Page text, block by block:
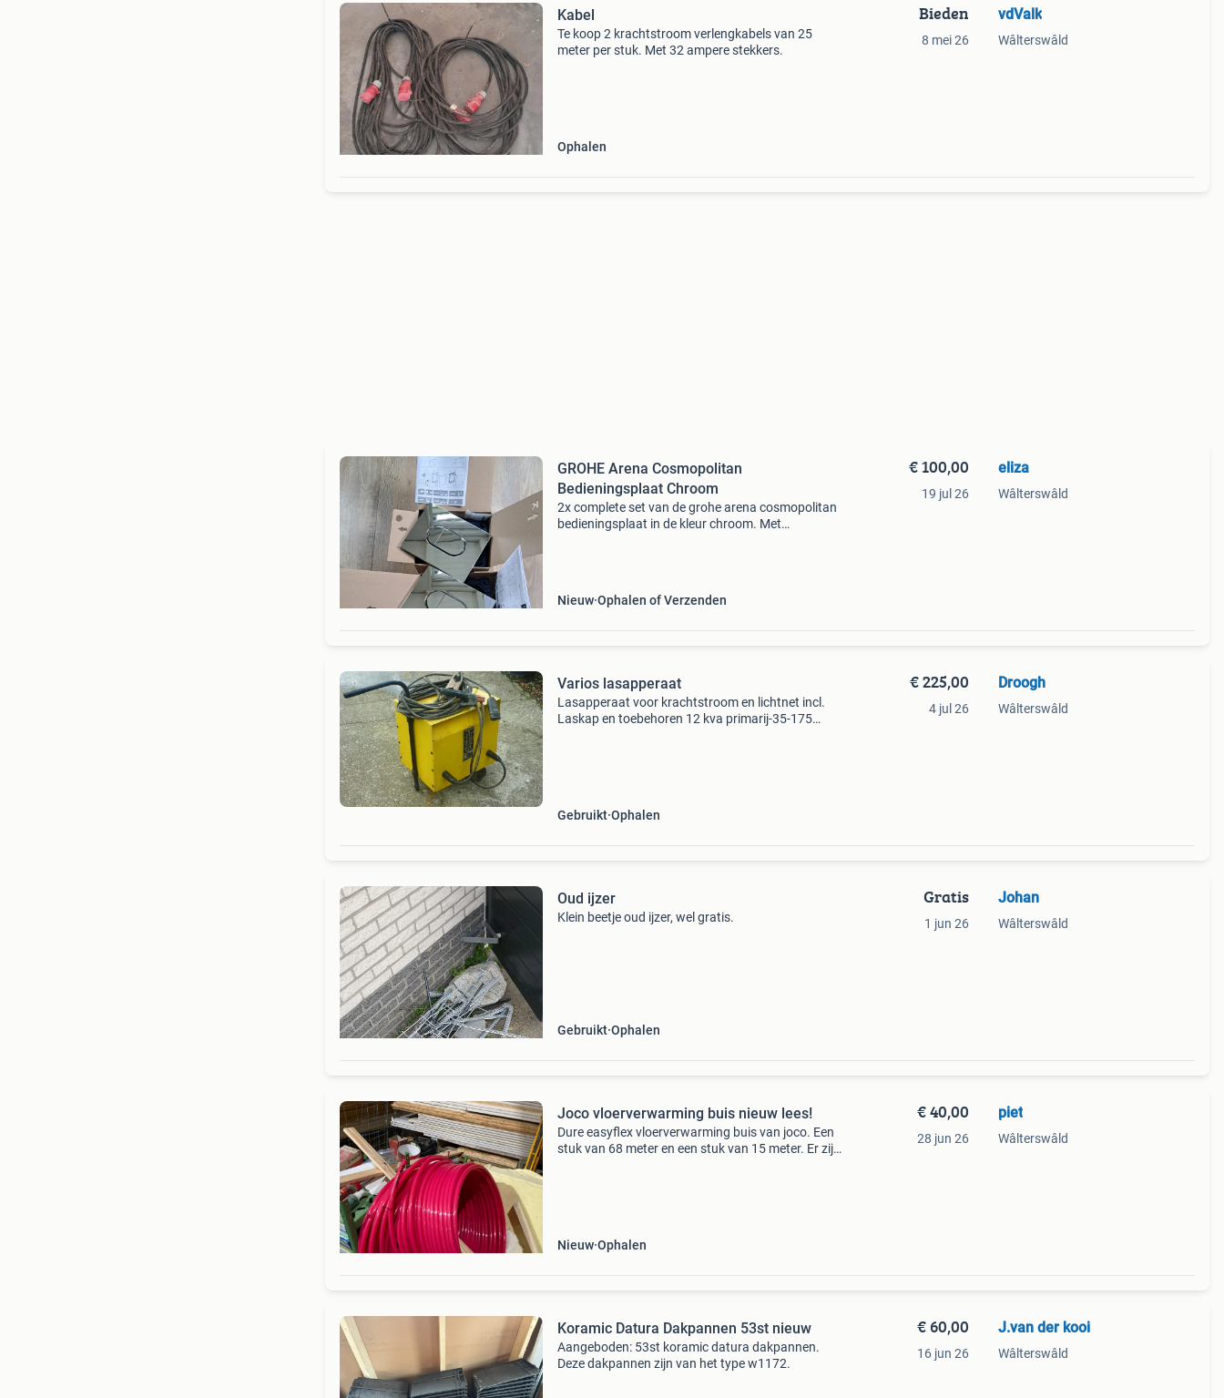
Kabel
Te koop 2 krachtstroom verlengkabels van 25
meter per stuk. Met 32 ampere stekkers.
Ophalen
Bieden
8 mei 26
vdValk
Wâlterswâld
GROHE Arena Cosmopolitan
Bedieningsplaat Chroom
2x complete set van de grohe arena cosmopolitan
bedieningsplaat in de kleur chroom. Met
Nieuw Ophalen of Verzenden
€ 100,00
19 jul 26
eliza
Wâlterswâld
Varios lasapperaat
Lasapperaat voor krachtstroom en lichtnet incl.
Laskap en toebehoren 12 kva primarij-35-175
Gebruikt Ophalen
€ 225,00
4 jul 26
Droogh
Wâlterswâld
Oud ijzer
Klein beetje oud ijzer, wel gratis.
Gebruikt Ophalen
Gratis
1 jun 26
Johan
Wâlterswâld
Joco vloerverwarming buis nieuw lees!
Dure easyflex vloerverwarming buis van joco. Een
stuk van 68 meter en een stuk van 15 meter. Er zijn
Nieuw Ophalen
€ 40,00
28 jun 26
piet
Wâlterswâld
Koramic Datura Dakpannen 53st nieuw
Aangeboden: 53st koramic datura dakpannen.
Deze dakpannen zijn van het type w1172.
€ 60,00
16 jun 26
J.van der kooi
Wâlterswâld